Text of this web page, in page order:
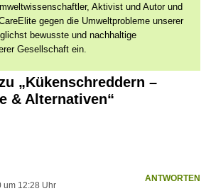
Aktivist und Autor und
gegen die Umweltprobleme unserer
bewusste und nachhaltige
Gesellschaft ein.
„Kükenschreddern –
& Alternativen“
um 12:28 Uhr
ANTWORTEN